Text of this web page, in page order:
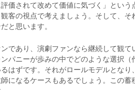
価されて改めて価値に気づく」とい
客の視点で考えましょう。そして、
と思います。
であり、演劇ファンなら継続して観
パニーが歩みの中でどのような選択（
はずです。それがロールモデルとな
になるケースもあるでしょう。この